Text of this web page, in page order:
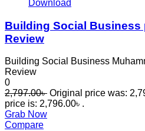
Building Social Business
Review
Building Social Business
Review
0
2,797.00৳ Original price was:
price is: 2,796.00৳ .
Grab Now
Compare